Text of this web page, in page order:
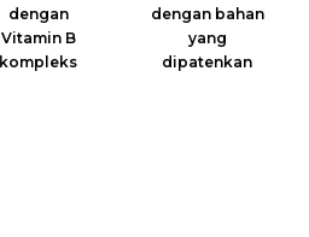
dengan
Vitamin B
kompleks
dengan bahan
yang
dipatenkan